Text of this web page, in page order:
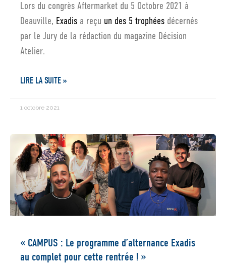
Lors du congrès Aftermarket du 5 Octobre 2021 à
Deauville, Exadis a reçu un des 5 trophées décernés
par le Jury de la rédaction du magazine Décision
Atelier.
LIRE LA SUITE »
1 octobre 2021
« CAMPUS : Le programme d’alternance Exadis
au complet pour cette rentrée ! »